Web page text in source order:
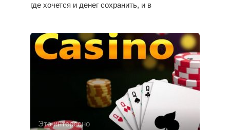
где хочется и денег сохранить, и в
Это интересно